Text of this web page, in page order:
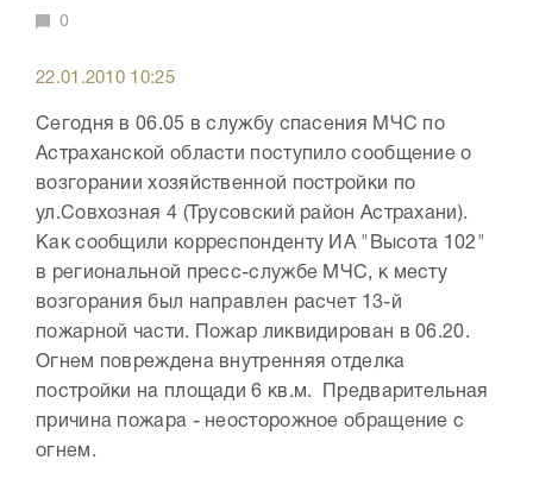
0
22.01.2010 10:25
Сегодня в 06.05 в службу спасения МЧС по
Астраханской области поступило сообщение о
возгорании хозяйственной постройки по
ул.Совхозная 4 (Трусовский район Астрахани).
Как сообщили корреспонденту ИА "Высота 102"
в региональной пресс-службе МЧС, к месту
возгорания был направлен расчет 13-й
пожарной части. Пожар ликвидирован в 06.20.
Огнем повреждена внутренняя отделка
постройки на площади 6 кв.м. Предварительная
причина пожара - неосторожное обращение с
огнем.